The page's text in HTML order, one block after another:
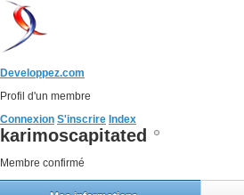
Developpez.com
Profil d'un membre
Connexion S'inscrire Index
karimoscapitated
Membre confirmé